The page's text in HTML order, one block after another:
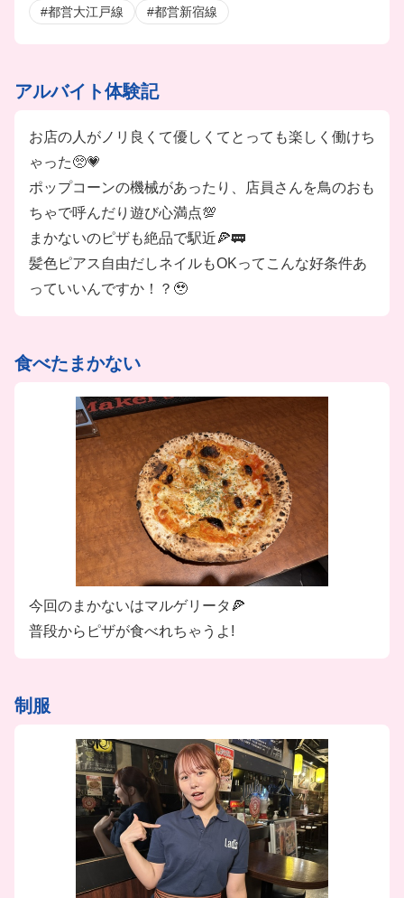
#都営大江戸線 #都営新宿線
アルバイト体験記
お店の人がノリ良くて優しくてとっても楽しく働けち
ゃった🥺💗
ポップコーンの機械があったり、店員さんを鳥のおも
ちゃで呼んだり遊び心満点💯
まかないのピザも絶品で駅近🍕🚃
髪色ピアス自由だしネイルもOKってこんな好条件あ
っていいんですか！？🥹
食べたまかない
今回のまかないはマルゲリータ🍕
普段からピザが食べれちゃうよ!
制服